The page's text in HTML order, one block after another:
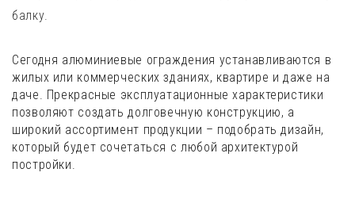
балку.
Сегодня алюминиевые ограждения устанавливаются в
жилых или коммерческих зданиях, квартире и даже на
даче. Прекрасные эксплуатационные характеристики
позволяют создать долговечную конструкцию, а
широкий ассортимент продукции – подобрать дизайн,
который будет сочетаться с любой архитектурой
постройки.